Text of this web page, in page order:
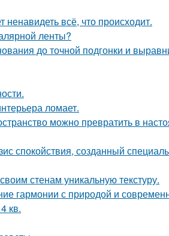
всё, что происходит.
ленты?
до точной подгонки и
ломает.
можно превратить в
спокойствия, созданный
стенам уникальную текстуру.
гармонии с природой и
кв.